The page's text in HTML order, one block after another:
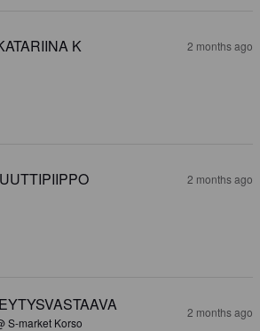
K 2 months ago
2 months ago
S-market Korso
2 months ago